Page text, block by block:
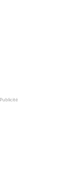
Publicité